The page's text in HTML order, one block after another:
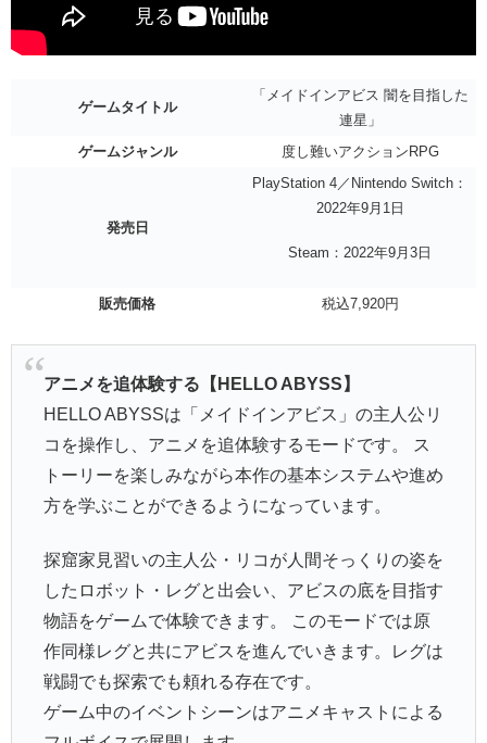
ゲームタイトル
「メイドインアビス 闇を目指した
連星」
ゲームジャンル
度し難いアクションRPG
発売日
PlayStation 4／Nintendo Switch：
2022年9月1日
Steam：2022年9月3日
販売価格 税込7,920円
アニメを追体験する【HELLO ABYSS】
HELLO ABYSSは「メイドインアビス」の主人公リ
コを操作し、アニメを追体験するモードです。 ス
トーリーを楽しみながら本作の基本システムや進め
方を学ぶことができるようになっています。
探窟家見習いの主人公・リコが人間そっくりの姿を
したロボット・レグと出会い、アビスの底を目指す
物語をゲームで体験できます。 このモードでは原
作同様レグと共にアビスを進んでいきます。レグは
戦闘でも探索でも頼れる存在です。
ゲーム中のイベントシーンはアニメキャストによる